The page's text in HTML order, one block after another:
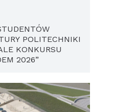
POLITECHNIKI
KONKURSU
2026”